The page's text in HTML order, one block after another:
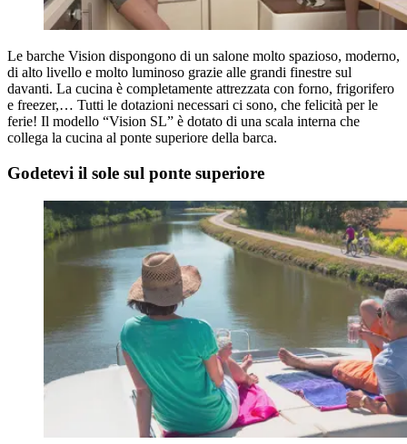
Le barche Vision dispongono di un salone molto spazioso, moderno,
di alto livello e molto luminoso grazie alle grandi finestre sul
davanti. La cucina è completamente attrezzata con forno, frigorifero
e freezer,… Tutti le dotazioni necessari ci sono, che felicità per le
ferie! Il modello “Vision SL” è dotato di una scala interna che
collega la cucina al ponte superiore della barca.
Godetevi il sole sul ponte superiore